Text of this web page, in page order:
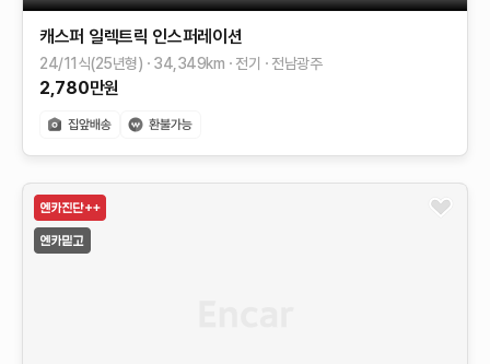
캐스퍼 일렉트릭 인스퍼레이션
24/11식(25년형) 34,349km 전기 전남광주
2,780만원